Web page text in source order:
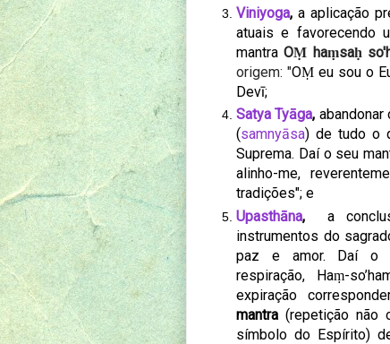
Viniyoga, a aplicação
atuais e favorecendo
mantraOṂ haṃsaḥ
origem: "OṂ eu sou o
Devī;
Satya Tyāga,
(samnyāsa) de tudo o
Suprema. Daí o seu
alinho-me,
tradições"; e
Upasthāna, a
instrumentos do
paz e amor. Daí o
respiração, Haṃ-
expiração
mantra(repetição não
símbolo do Espírito)